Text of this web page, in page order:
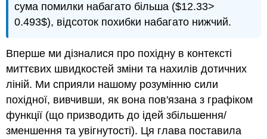
сума помилки набагато більша ($12.33>
0.493$), відсоток похибки набагато нижчий.
Вперше ми дізналися про похідну в контексті
миттєвих швидкостей зміни та нахилів дотичних
ліній. Ми сприяли нашому розумінню сили
похідної, вивчивши, як вона пов'язана з графіком
функції (що призводить до ідей збільшення/
зменшення та увігнутості). Ця глава поставила